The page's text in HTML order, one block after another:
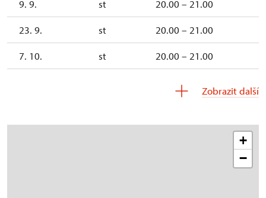
9. 9. st 20.00 – 21.00
23. 9. st 20.00 – 21.00
7. 10. st 20.00 – 21.00
20.00 – 21.00
Zobrazit další
+
−